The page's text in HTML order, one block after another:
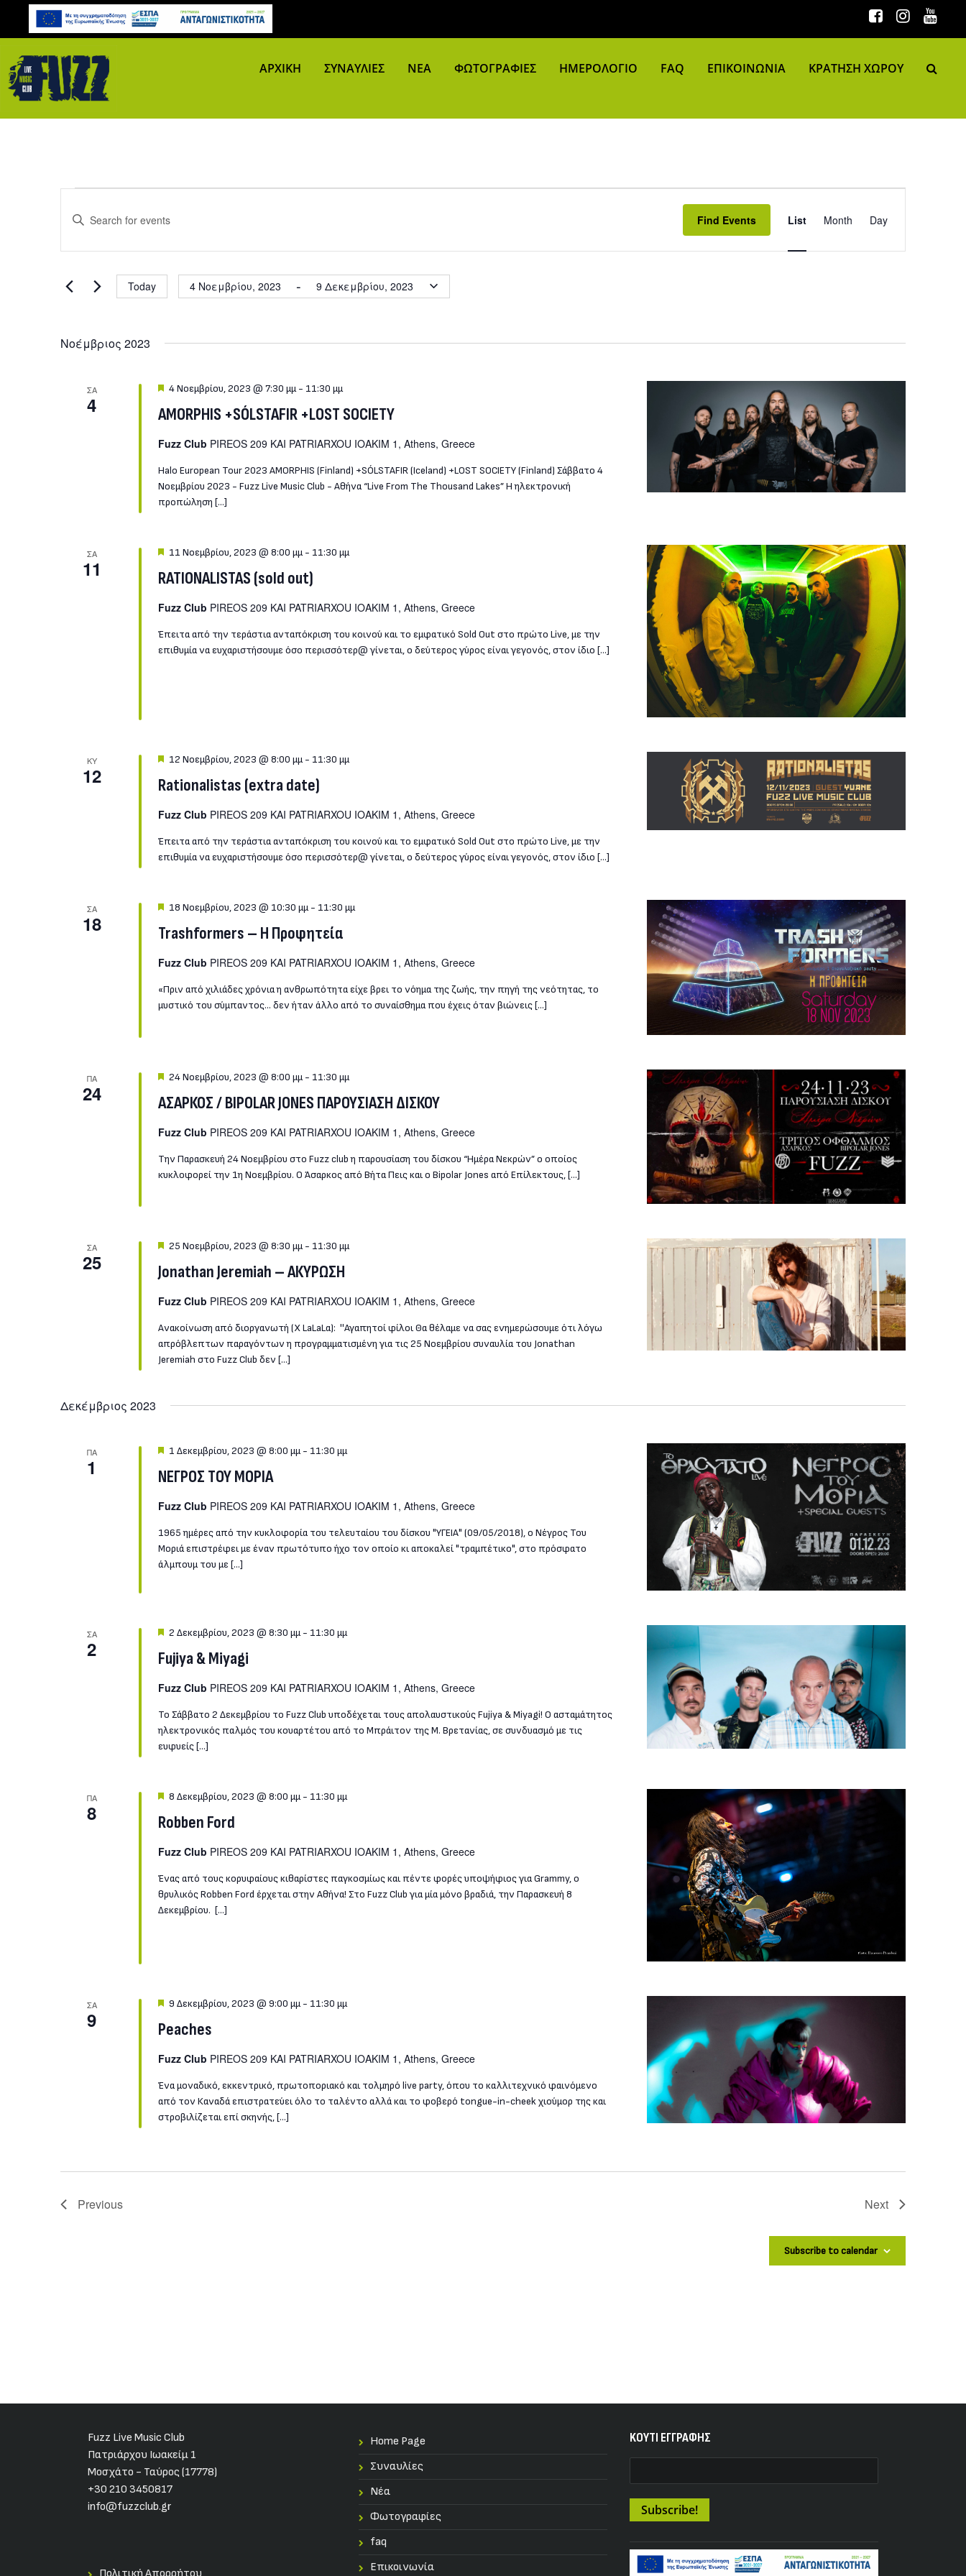
ΑΡΧΙΚΗ ΣΥΝΑΥΛΙΕΣ ΝΕΑ ΦΩΤΟΓΡΑΦΙΕΣ ΗΜΕΡΟΛΟΓΙΟ FAQ ΕΠΙΚΟΙΝΩΝΙΑ ΚΡΑΤΗΣΗ ΧΩΡΟΥ
Events
Events Search and Views Navigation
Keyword.
by
Find Events List Month Day
Today 4 Νοεμβρίου, 2023 - 9 Δεκεμβρίου, 2023
Νοέμβριος 2023
ΣΑ
4 AMORPHIS +SÓLSTAFIR +LOST SOCIETY
Featured
4 Νοεμβρίου, 2023 @ 7:30 μμ- 11:30 μμ
Fuzz Club PIREOS 209 KAI PATRIARXOU IOAKIM 1, Athens, Greece
Halo European Tour 2023 AMORPHIS (Finland) +SÓLSTAFIR (Iceland) +LOST SOCIETY (Finland) Σάββατο 4
Νοεμβρίου 2023 - Fuzz Live Music Club - Αθήνα “Live From The Thousand Lakes” Η ηλεκτρονική
προπώληση […]
ΣΑ
11 RATIONALISTAS (sold out)
Featured
11 Νοεμβρίου, 2023 @ 8:00 μμ- 11:30 μμ
Fuzz Club PIREOS 209 KAI PATRIARXOU IOAKIM 1, Athens, Greece
Έπειτα από την τεράστια ανταπόκριση του κοινού και το εμφατικό Sold Out στο πρώτο Live, με την
επιθυμία να ευχαριστήσουμε όσο περισσότερ@ γίνεται, ο δεύτερος γύρος είναι γεγονός, στον ίδιο […]
ΚΥ
12 Rationalistas (extra date)
Featured
12 Νοεμβρίου, 2023 @ 8:00 μμ- 11:30 μμ
Fuzz Club PIREOS 209 KAI PATRIARXOU IOAKIM 1, Athens, Greece
Έπειτα από την τεράστια ανταπόκριση του κοινού και το εμφατικό Sold Out στο πρώτο Live, με την
επιθυμία να ευχαριστήσουμε όσο περισσότερ@ γίνεται, ο δεύτερος γύρος είναι γεγονός, στον ίδιο […]
ΣΑ
18 Trashformers – Η Προφητεία
Featured
18 Νοεμβρίου, 2023 @ 10:30 μμ- 11:30 μμ
Fuzz Club PIREOS 209 KAI PATRIARXOU IOAKIM 1, Athens, Greece
«Πριν από χιλιάδες χρόνια η ανθρωπότητα είχε βρει το νόημα της ζωής, την πηγή της νεότητας, το
μυστικό του σύμπαντος… δεν ήταν άλλο από το συναίσθημα που έχεις όταν βιώνεις […]
ΠΑ
24 ΑΣΑΡΚΟΣ / BIPOLAR JONES ΠΑΡΟΥΣΙΑΣΗ ΔΙΣΚΟΥ
Featured
24 Νοεμβρίου, 2023 @ 8:00 μμ- 11:30 μμ
Fuzz Club PIREOS 209 KAI PATRIARXOU IOAKIM 1, Athens, Greece
Την Παρασκευή 24 Νοεμβρίου στο Fuzz club η παρουσίαση του δίσκου “Ημέρα Νεκρών” ο οποίος
κυκλοφορεί την 1η Νοεμβρίου. Ο Άσαρκος από Βήτα Πεις και ο Bipolar Jones από Επίλεκτους, […]
ΣΑ
25 Jonathan Jeremiah – ΑΚΥΡΩΣΗ
Featured
25 Νοεμβρίου, 2023 @ 8:30 μμ- 11:30 μμ
Fuzz Club PIREOS 209 KAI PATRIARXOU IOAKIM 1, Athens, Greece
Ανακοίνωση από διοργανωτή (X LaLaLα): ''Αγαπητοί φίλοι Θα θέλαμε να σας ενημερώσουμε ότι λόγω
απρόβλεπτων παραγόντων η προγραμματισμένη για τις 25 Νοεμβρίου συναυλία του Jonathan
Jeremiah στο Fuzz Club δεν […]
Δεκέμβριος 2023
ΠΑ
1 ΝΕΓΡΟΣ ΤΟΥ ΜΟΡΙΑ
Featured
1 Δεκεμβρίου, 2023 @ 8:00 μμ- 11:30 μμ
Fuzz Club PIREOS 209 KAI PATRIARXOU IOAKIM 1, Athens, Greece
1965 ημέρες από την κυκλοφορία του τελευταίου του δίσκου "ΥΓΕΙΑ" (09/05/2018), ο Νέγρος Του
Μοριά επιστρέφει με έναν πρωτότυπο ήχο τον οποίο κι αποκαλεί "τραμπέτικο", στο πρόσφατο
άλμπουμ του με […]
ΣΑ
2 Fujiya & Miyagi
Featured
2 Δεκεμβρίου, 2023 @ 8:30 μμ- 11:30 μμ
Fuzz Club PIREOS 209 KAI PATRIARXOU IOAKIM 1, Athens, Greece
Το Σάββατο 2 Δεκεμβρίου το Fuzz Club υποδέχεται τους απολαυστικούς Fujiya & Miyagi! Ο ασταμάτητος
ηλεκτρονικός παλμός του κουαρτέτου από το Μπράιτον της Μ. Βρετανίας, σε συνδυασμό με τις
ευφυείς […]
ΠΑ
8 Robben Ford
Featured
8 Δεκεμβρίου, 2023 @ 8:00 μμ- 11:30 μμ
Fuzz Club PIREOS 209 KAI PATRIARXOU IOAKIM 1, Athens, Greece
Ένας από τους κορυφαίους κιθαρίστες παγκοσμίως και πέντε φορές υποψήφιος για Grammy, ο
θρυλικός Robben Ford έρχεται στην Αθήνα! Στο Fuzz Club για μία μόνο βραδιά, την Παρασκευή 8
Δεκεμβρίου. […]
ΣΑ
9 Peaches
Featured
9 Δεκεμβρίου, 2023 @ 9:00 μμ- 11:30 μμ
Fuzz Club PIREOS 209 KAI PATRIARXOU IOAKIM 1, Athens, Greece
Ένα μοναδικό, εκκεντρικό, πρωτοποριακό και τολμηρό live party, όπου το καλλιτεχνικό φαινόμενο
από τον Καναδά επιστρατεύει όλο το ταλέντο αλλά και το φοβερό tongue-in-cheek χιούμορ της και
στροβιλίζεται επί σκηνής, […]
PreviousEvents NextEvents
Subscribe to calendar
Fuzz Live Music Club
Πατριάρχου Ιωακείμ 1
Μοσχάτο - Ταύρος (17778)
+30 210 3450817
info@fuzzclub.gr
Home Page
Συναυλίες
Nέα
Φωτογραφίες
faq
Επικοινωνία
KOYTI ΕΓΓΡΑΦΗΣ